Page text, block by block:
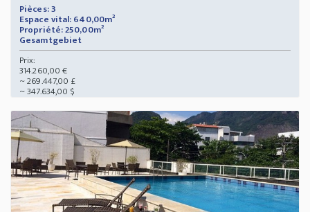
Pièces: 3
Espace vital: 640,00m²
Propriété: 250,00m²
Gesamtgebiet
Prix:
314.260,00 €
~ 269.447,00 £
~ 347.634,00 $